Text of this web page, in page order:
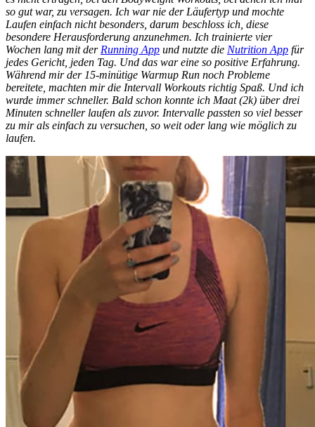
so gut war, zu versagen. Ich war nie der Läufertyp und mochte
Laufen einfach nicht besonders, darum beschloss ich, diese
besondere Herausforderung anzunehmen. Ich trainierte vier
Wochen lang mit der Running App und nutzte die Nutrition App für
jedes Gericht, jeden Tag. Und das war eine so positive Erfahrung.
Während mir der 15-minütige Warmup Run noch Probleme
bereitete, machten mir die Intervall Workouts richtig Spaß. Und ich
wurde immer schneller. Bald schon konnte ich Maat (2k) über drei
Minuten schneller laufen als zuvor. Intervalle passten so viel besser
zu mir als einfach zu versuchen, so weit oder lang wie möglich zu
laufen.